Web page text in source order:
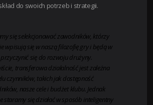
do swoich potrzeb i strategii.
się selekcjonować zawodników, którzy
wpisują się w naszą filozofię gry i będą w
się do rozwoju drużyny.
transferowa działalność jest zależna
czynników, takich jak dostępność
nasze cele i budżet klubu. Jednak
staramy się działać w sposób inteligentny